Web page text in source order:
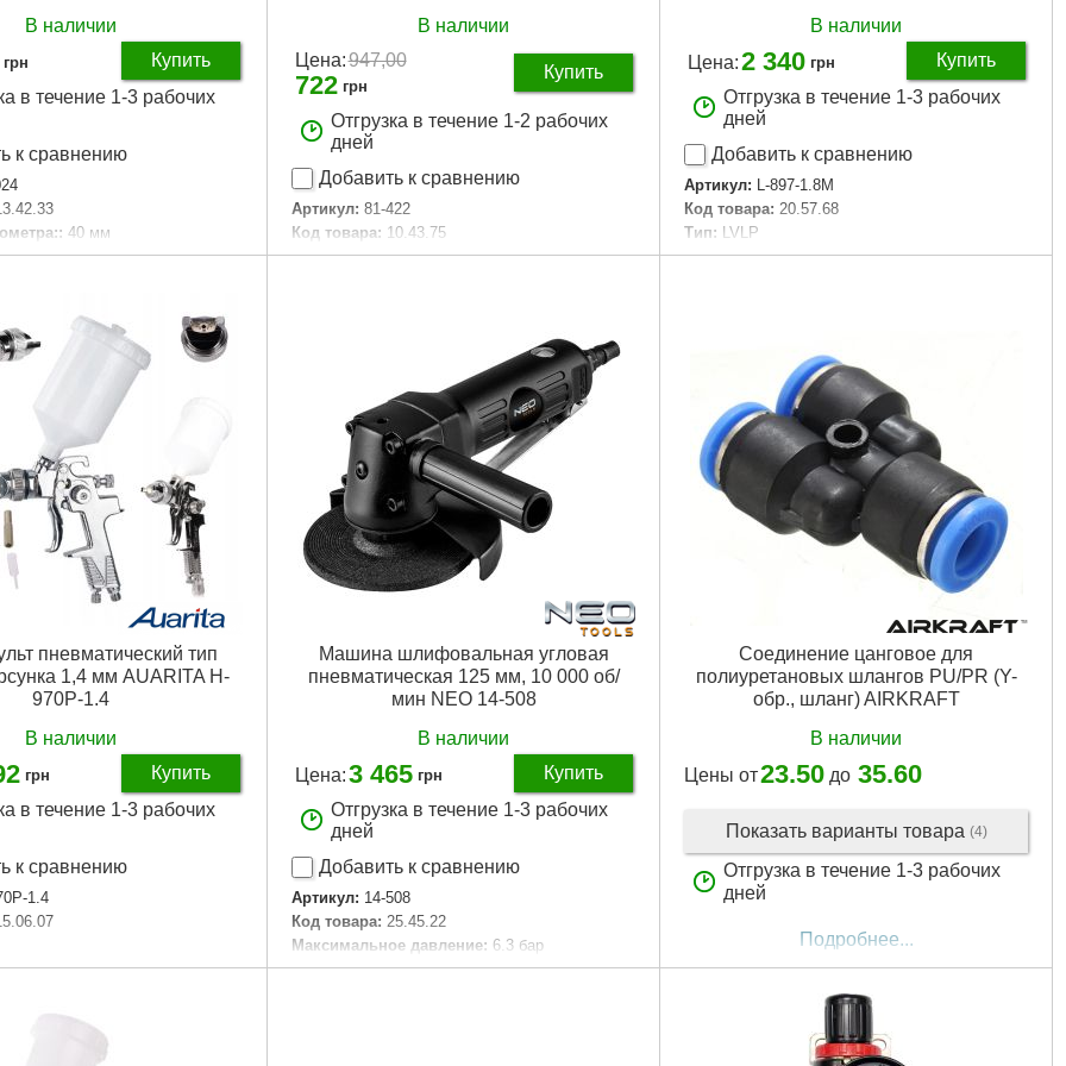
В наличии
грн
Купить
в течение 1-3 рабочих
к сравнению
40 мм
180psi
Подробнее...
В наличии
Цена:947,00
722 грн
Купить
Отгрузка в течение 1-2 рабочих
дней
Добавить к сравнению
Артикул: 81-422
Код товара: 10.43.75
Диаметр: 1/2"
Подробнее...
В наличии
Цена:2 340 грн
Купить
Отгрузка в течение 1-3 рабочих
дней
Добавить к сравнению
Артикул:
L-897-1.8M
Код товара: 20.57.68
Тип: LVLP
Расположение бачка: верхнее
Ширина факела распыления:
Расход воздуха:
70-90 л/мин
Диаметр форсунки: 1,8 мм
Сменные форсунки(опционально):
1,8 мм
Подача воздуха:
Быстроразъёмное
соединение «папа» ¼ (возможность замены на
резьбовое соединение с наружной резьбой ¼)
250x150x150 мм
Подробнее...
пневматический тип
1,4 мм AUARITA H-
970P-1.4
В наличии
грн
Купить
в течение 1-3 рабочих
к сравнению
1.4
бачка: верхнее
пластик
давление:
Машина шлифовальная угловая
пневматическая 125 мм, 10 000 об/
мин NEO 14-508
В наличии
Цена:3 465 грн
Купить
Отгрузка в течение 1-3 рабочих
дней
Добавить к сравнению
Артикул: 14-508
Код товара: 25.45.22
Максимальное давление: 6.3 бар
Забор воздуха: 170 л/мин
Соединение цанговое для
полиуретановых шлангов PU/PR (Y-
обр., шланг) AIRKRAFT
В наличии
Цены от23.50 до 35.60
Показать варианты товара (4)
Отгрузка в течение 1-3 рабочих
дней
Подробнее...